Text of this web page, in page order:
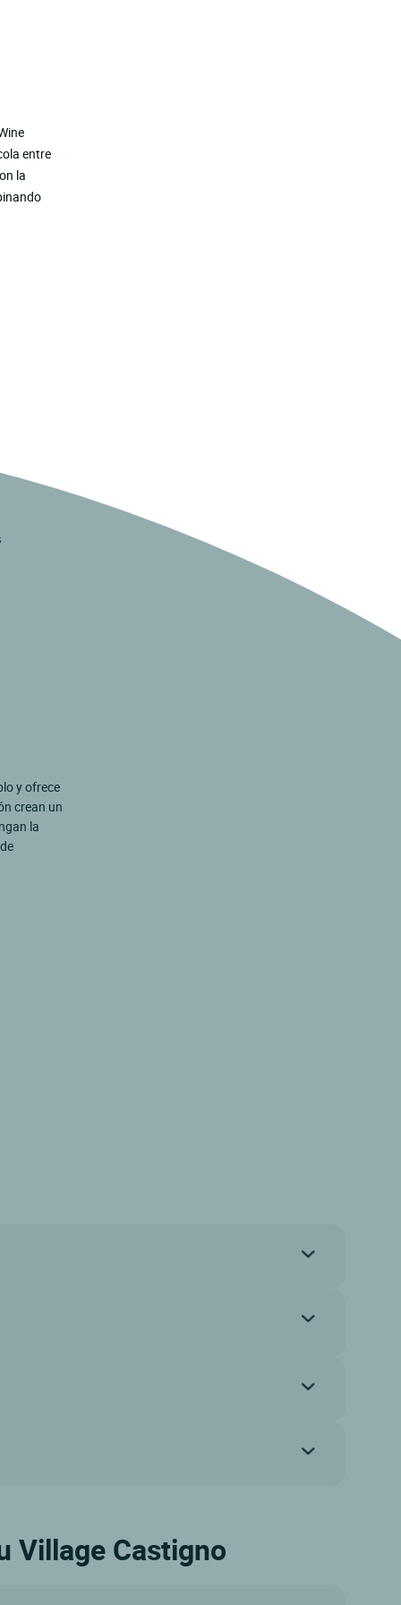
entre
la
y ofrece
crean un
la
Village Castigno